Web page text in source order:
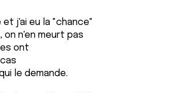
et j'ai eu la "chance"
on n'en meurt pas
ont
le demande.